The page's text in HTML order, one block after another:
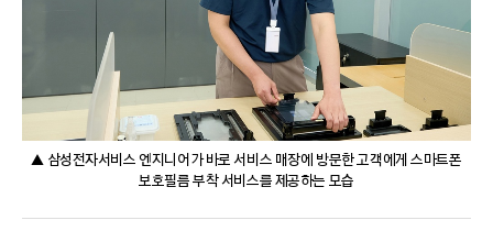
▲ 삼성전자서비스 엔지니어가 바로 서비스 매장에 방문한 고객에게 스마트폰
보호필름 부착 서비스를 제공하는 모습